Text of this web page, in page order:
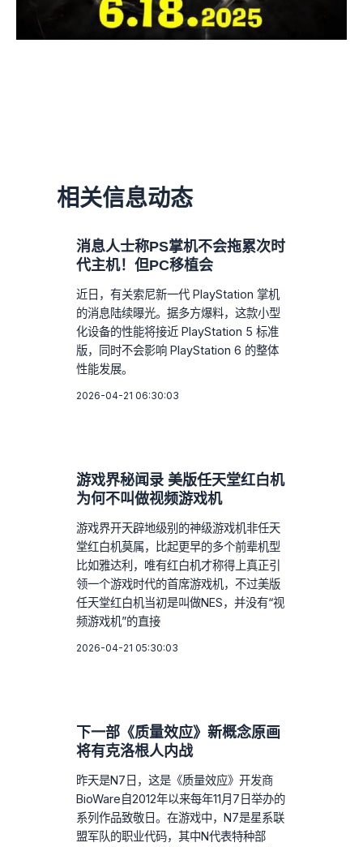
相关信息动态
消息人士称PS掌机不会拖累次时
代主机！但PC移植会
近日，有关索尼新一代 PlayStation 掌机
的消息陆续曝光。据多方爆料，这款小型
化设备的性能将接近 PlayStation 5 标准
版，同时不会影响 PlayStation 6 的整体
性能发展。
2026-04-21 06:30:03
游戏界秘闻录 美版任天堂红白机
为何不叫做视频游戏机
游戏界开天辟地级别的神级游戏机非任天
堂红白机莫属，比起更早的多个前辈机型
比如雅达利，唯有红白机才称得上真正引
领一个游戏时代的首席游戏机，不过美版
任天堂红白机当初是叫做NES，并没有“视
频游戏机”的直接
2026-04-21 05:30:03
下一部《质量效应》新概念原画
将有克洛根人内战
昨天是N7日，这是《质量效应》开发商
BioWare自2012年以来每年11月7日举办的
系列作品致敬日。在游戏中，N7是星系联
盟军队的职业代码，其中N代表特种部